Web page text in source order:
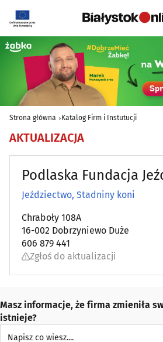
Strona główna Katalog Firm i Instutucji
AKTUALIZACJA
Podlaska Fundacja
Jeździectwo, Stadniny koni
Chraboły 108A
16-002 Dobrzyniewo Duże
606 879 441
Zgłoś do aktualizacji
Masz informacje, że firma zmieniła
istnieje?